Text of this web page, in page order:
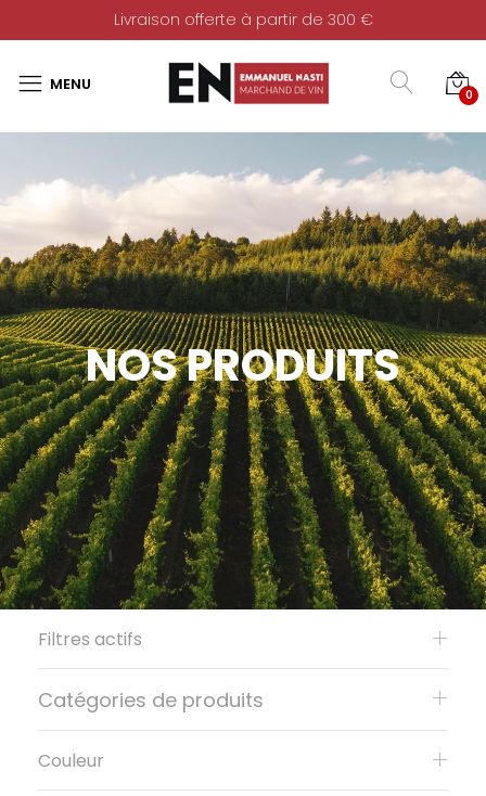
Livraison offerte à partir de 300 €
0
NOS PRODUITS
Filtres actifs
Catégories de produits
Couleur